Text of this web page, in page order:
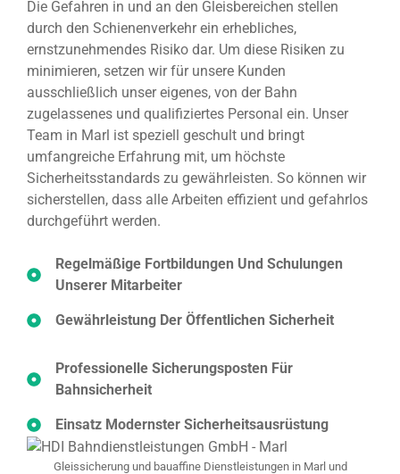
Die Gefahren in und an den Gleisbereichen stellen
durch den Schienenverkehr ein erhebliches,
ernstzunehmendes Risiko dar. Um diese Risiken zu
minimieren, setzen wir für unsere Kunden
ausschließlich unser eigenes, von der Bahn
zugelassenes und qualifiziertes Personal ein. Unser
Team in Marl ist speziell geschult und bringt
umfangreiche Erfahrung mit, um höchste
Sicherheitsstandards zu gewährleisten. So können wir
sicherstellen, dass alle Arbeiten effizient und gefahrlos
durchgeführt werden.
Regelmäßige Fortbildungen Und Schulungen
Unserer Mitarbeiter
Gewährleistung Der Öffentlichen Sicherheit
Professionelle Sicherungsposten Für
Bahnsicherheit
Einsatz Modernster Sicherheitsausrüstung
Gleissicherung und bauaffine Dienstleistungen in Marl und